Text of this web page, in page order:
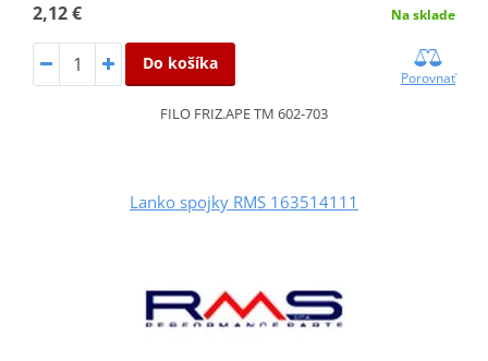
2,12 € Na sklade
Do košíka
Porovnať
FILO FRIZ.APE TM 602-703
Lanko spojky RMS 163514111